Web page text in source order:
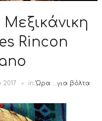
Rincon
inΏρα ...για βόλτα